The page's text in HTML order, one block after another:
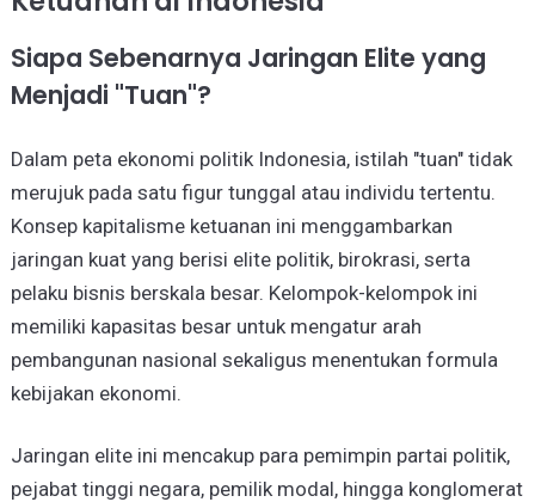
Siapa Sebenarnya Jaringan Elite yang
Menjadi "Tuan"?
Dalam peta ekonomi politik Indonesia, istilah "tuan" tidak
merujuk pada satu figur tunggal atau individu tertentu.
Konsep kapitalisme ketuanan ini menggambarkan
jaringan kuat yang berisi elite politik, birokrasi, serta
pelaku bisnis berskala besar. Kelompok-kelompok ini
memiliki kapasitas besar untuk mengatur arah
pembangunan nasional sekaligus menentukan formula
kebijakan ekonomi.
Jaringan elite ini mencakup para pemimpin partai politik,
pejabat tinggi negara, pemilik modal, hingga konglomerat